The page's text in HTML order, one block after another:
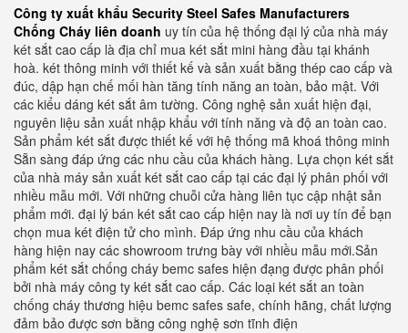
Công ty xuất khẩu Security Steel Safes Manufacturers
Chống Cháy liên doanh uy tín của hệ thống đại lý của nhà máy
két sắt cao cấp là địa chỉ mua két sắt mini hàng đầu tại khánh
hoà. két thông minh với thiết kế và sản xuất bằng thép cao cấp và
đúc, dập hạn chế mối hàn tăng tính năng an toàn, bảo mật. Với
các kiểu dáng két sắt âm tường. Công nghệ sản xuất hiện đại,
nguyên liệu sản xuất nhập khẩu với tính năng và độ an toàn cao.
Sản phẩm két sắt được thiết kế với hệ thống mã khoá thông minh
Sẵn sàng đáp ứng các nhu cầu của khách hàng. Lựa chọn két sắt
của nhà máy sản xuất két sắt cao cấp tại các đại lý phân phối với
nhiều mẫu mới. Với những chuỗi cửa hàng liên tục cập nhật sản
phẩm mới. đại lý bán két sắt cao cấp hiện nay là nơi uy tín để bạn
chọn mua két điện tử cho mình. Đáp ứng nhu cầu của khách
hàng hiện nay các showroom trưng bày với nhiều mẫu mới.Sản
phẩm két sắt chống cháy bemc safes hiện đạng được phân phối
bởi nhà máy công ty két sắt cao cấp. Các loại két sắt an toàn
chống cháy thương hiệu bemc safes safe, chính hãng, chất lượng
đảm bảo được sơn bằng công nghệ sơn tĩnh điện